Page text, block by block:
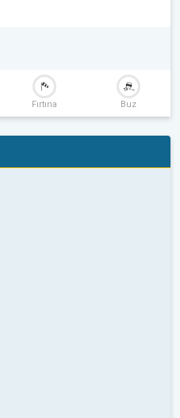
Fırtına Buz